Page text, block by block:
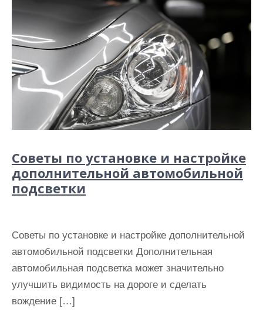
Советы по установке и настройке
дополнительной автомобильной
подсветки
Советы по установке и настройке дополнительной
автомобильной подсветки Дополнительная
автомобильная подсветка может значительно
улучшить видимость на дороге и сделать
вождение […]